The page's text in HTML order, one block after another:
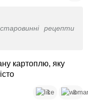
рецепти
картоплю, яку
1 3